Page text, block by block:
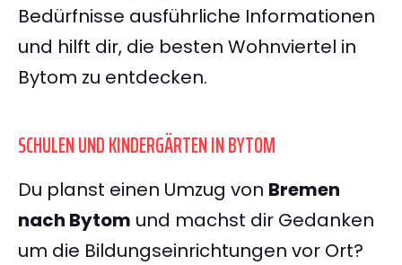
Bedürfnisse ausführliche Informationen
und hilft dir, die besten Wohnviertel in
Bytom zu entdecken.
SCHULEN UND KINDERGÄRTEN IN BYTOM
Du planst einen Umzug von Bremen
nach Bytom und machst dir Gedanken
um die Bildungseinrichtungen vor Ort?